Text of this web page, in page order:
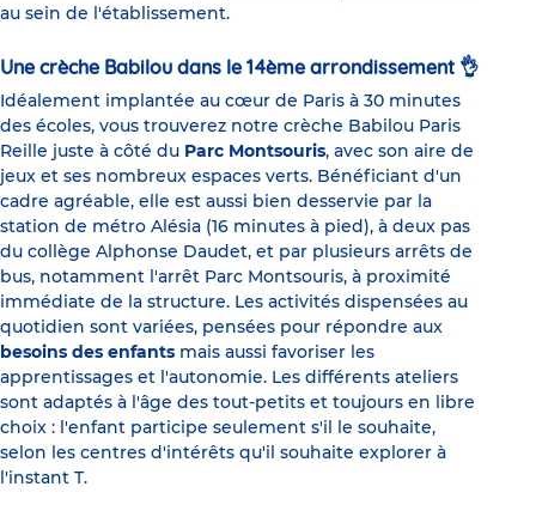
au sein de l'établissement.
Une crèche Babilou dans le 14ème arrondissement 👌
Idéalement implantée au cœur de Paris à 30 minutes
des écoles, vous trouverez notre crèche Babilou Paris
Reille juste à côté du Parc Montsouris, avec son aire de
jeux et ses nombreux espaces verts. Bénéficiant d'un
cadre agréable, elle est aussi bien desservie par la
station de métro Alésia (16 minutes à pied), à deux pas
du collège Alphonse Daudet, et par plusieurs arrêts de
bus, notamment l'arrêt Parc Montsouris, à proximité
immédiate de la structure. Les activités dispensées au
quotidien sont variées, pensées pour répondre aux
besoins des enfants mais aussi favoriser les
apprentissages et l'autonomie. Les différents ateliers
sont adaptés à l'âge des tout-petits et toujours en libre
choix : l'enfant participe seulement s'il le souhaite,
selon les centres d'intérêts qu'il souhaite explorer à
l'instant T.